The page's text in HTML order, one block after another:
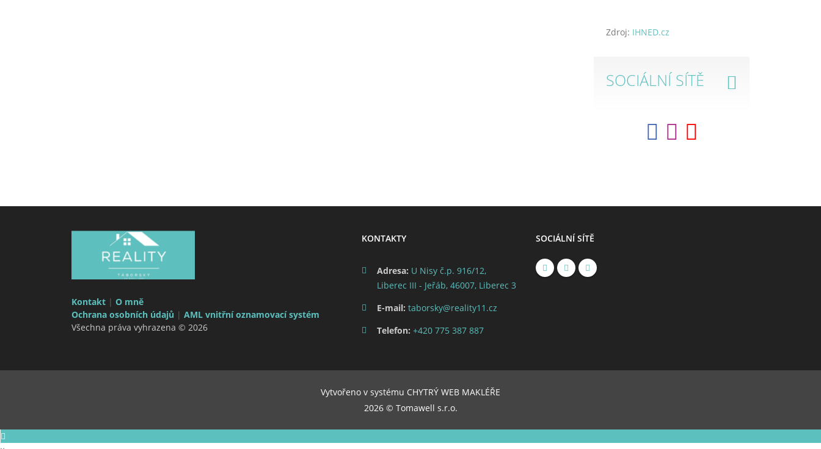
Zdroj: IHNED.cz
SOCIÁLNÍ SÍTĚ
Kontakt | O mně
Ochrana osobních údajů | AML vnitřní oznamovací systém
Všechna práva vyhrazena © 2026
KONTAKTY
Adresa: U Nisy č.p. 916/12,
Liberec III - Jeřáb, 46007, Liberec 3
E-mail: taborsky@reality11.cz
Telefon: +420 775 387 887
SOCIÁLNÍ SÍTĚ
Vytvořeno v systému CHYTRÝ WEB MAKLÉŘE
2026 © Tomawell s.r.o.